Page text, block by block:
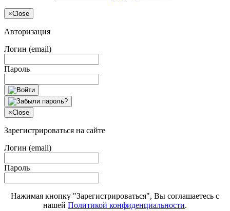
×Close
Авторизация
Логин (email)
Пароль
×Close
Зарегистрироваться на сайте
Логин (email)
Пароль
Нажимая кнопку "Зарегистрироваться", Вы соглашаетесь с
нашей Политикой конфиденциальности.